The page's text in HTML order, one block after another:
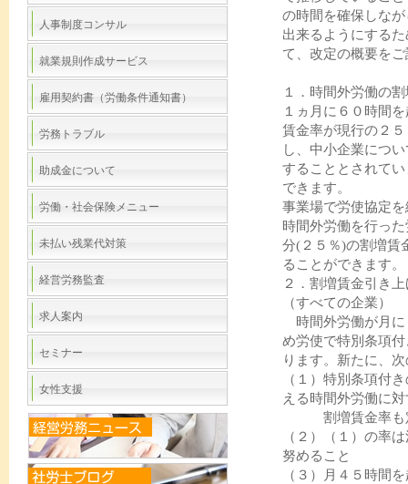
の時間を確保しな
出来るようにする
て、改定の概要を
１．時間外労働の
１ヵ月に６０時間
賃金率が現行の２
し、中小企業につ
することとされて
できます。
事業場で労使協定
時間外労働を行っ
分(２５％)の割増賃
ることができます。
２．割増賃金引き
（すべての企業）
時間外労働が月に
め労使で特別条項
ります。新たに、
（１）特別条項付
える時間外労働に
割増賃金率も
（２）（１）の率
努めること
（３）月４５時間
人事制度コンサル
就業規則作成サービス
雇用契約書（労働条件通知書）
労務トラブル
助成金について
労働・社会保険メニュー
未払い残業代対策
経営労務監査
求人案内
セミナー
女性支援